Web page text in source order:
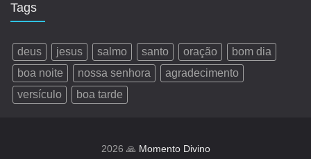
Tags
deus jesus salmo santo oração
bom dia
boa noite
nossa senhora
agradecimento
versículo
boa tarde
2026 🙏 Momento Divino